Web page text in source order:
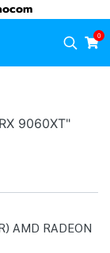
0
9060XT"
AMD RADEON